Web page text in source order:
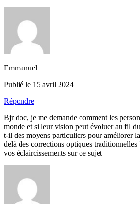
Emmanuel
Publié le 15 avril 2024
Répondre
Bjr doc, je me demande comment les
monde et si leur vision peut évoluer au fil
t-il des moyens particuliers pour améliorer
delà des corrections optiques
vos éclaircissements sur ce sujet